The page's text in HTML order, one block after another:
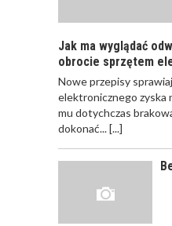
JAK
CZĘŚĆ
Jak ma wyglądać
obrocie sprzętem
Nowe przepisy
elektronicznego zyska
mu dotychczas
dokonać...[...]